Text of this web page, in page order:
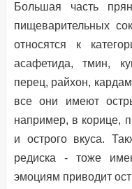
Большая часть
пищеварительных
относятся к
асафетида, тмин,
перец, райхон,
все они имеют
например, в корице,
и острого вкуса.
редиска - тоже
эмоциям приводит